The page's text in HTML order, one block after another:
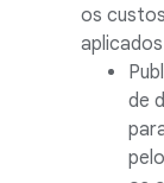
os
de